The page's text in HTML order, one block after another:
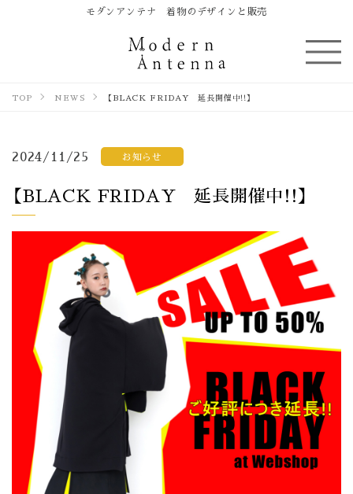
モダンアンテナ 着物のデザインと販売
TOP NEWS 【BLACK FRIDAY 延長開催中!!】
2024/11/25 お知らせ
【BLACK FRIDAY 延長開催中!!】